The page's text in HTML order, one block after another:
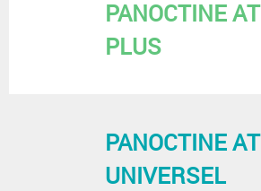
PANOCTINE AT
PLUS
PANOCTINE AT
UNIVERSEL